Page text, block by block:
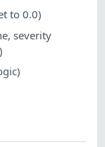
to 0.0)
severity